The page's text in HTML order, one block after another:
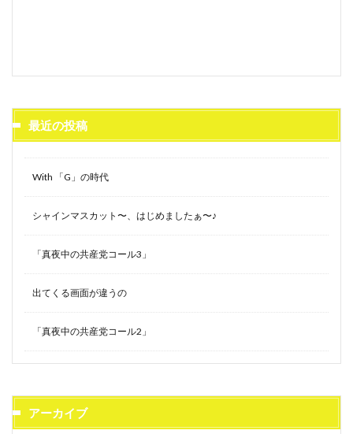
最近の投稿
With 「G」の時代
シャインマスカット〜、はじめましたぁ〜♪
「真夜中の共産党コール3」
出てくる画面が違うの
「真夜中の共産党コール2」
アーカイブ